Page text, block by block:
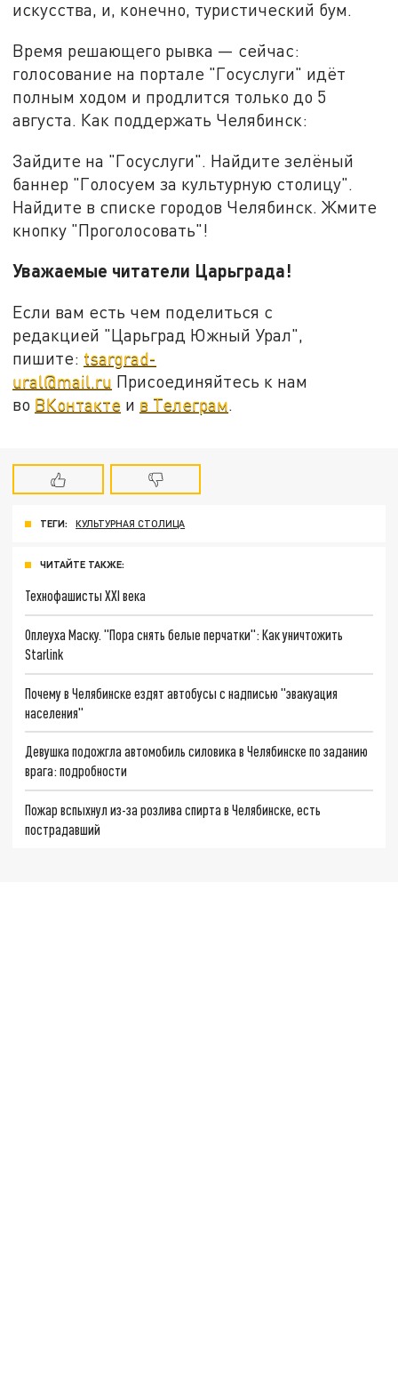
искусства, и, конечно, туристический бум.
Время решающего рывка — сейчас:
голосование на портале "Госуслуги" идёт
полным ходом и продлится только до 5
августа. Как поддержать Челябинск:
Зайдите на "Госуслуги". Найдите зелёный
баннер "Голосуем за культурную столицу".
Найдите в списке городов Челябинск. Жмите
кнопку "Проголосовать"!
Уважаемые читатели Царьграда!
Если вам есть чем поделиться с
редакцией "Царьград Южный Урал",
пишите: tsargrad-
ural@mail.ru Присоединяйтесь к нам
во ВКонтакте и в Телеграм.
ТЕГИ: КУЛЬТУРНАЯ СТОЛИЦА
ЧИТАЙТЕ ТАКЖЕ:
Технофашисты XXI века
Оплеуха Маску. "Пора снять белые перчатки": Как уничтожить
Starlink
Почему в Челябинске ездят автобусы с надписью "эвакуация
населения"
Девушка подожгла автомобиль силовика в Челябинске по заданию
врага: подробности
Пожар вспыхнул из-за розлива спирта в Челябинске, есть
пострадавший